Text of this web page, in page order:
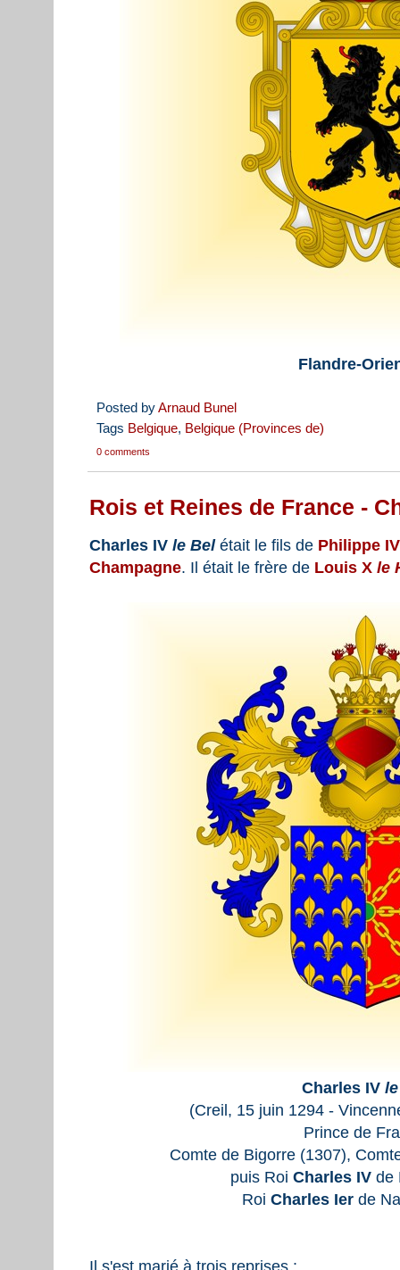
Flandre-
Posted byArnaud Bunel
Tags Belgique, Belgique (Provinces de)
0 comments
Rois et Reines de France -
Charles IV le Belétait le fils de Philippe
Champagne. Il était le frère de Louis X le
Charles IV
(Creil, 15 juin 1294 -
Prince de
Comte de Bigorre (1307),
puis RoiCharles IV de
Roi Charles Ier de
Il s'est marié à trois reprises :